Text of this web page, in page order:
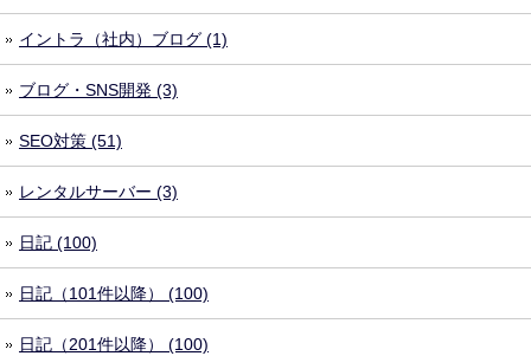
イントラ（社内）ブログ (1)
ブログ・SNS開発 (3)
SEO対策 (51)
レンタルサーバー (3)
日記 (100)
日記（101件以降） (100)
日記（201件以降） (100)